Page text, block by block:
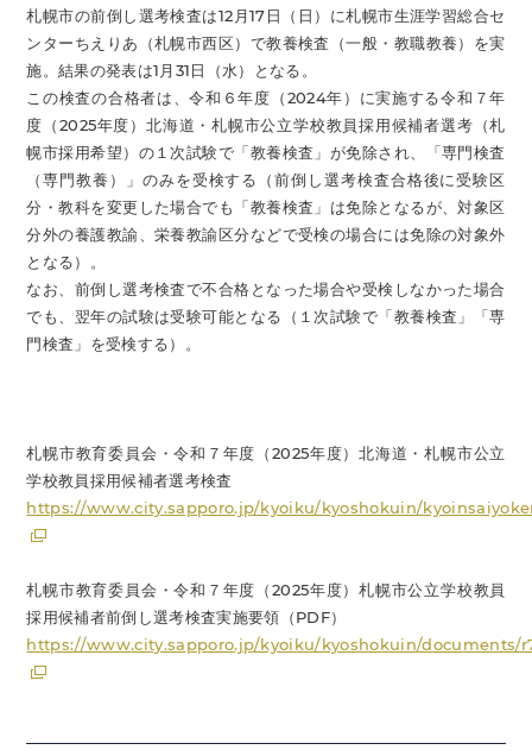
札幌市の前倒し選考検査は12月17日（日）に札幌市生涯学習総合セ
ンターちえりあ（札幌市西区）で教養検査（一般・教職教養）を実
施。結果の発表は1月31日（水）となる。
この検査の合格者は、令和６年度（2024年）に実施する令和７年
度（2025年度）北海道・札幌市公立学校教員採用候補者選考（札
幌市採用希望）の１次試験で「教養検査」が免除され、「専門検査
（専門教養）」のみを受検する（前倒し選考検査合格後に受験区
分・教科を変更した場合でも「教養検査」は免除となるが、対象区
分外の養護教諭、栄養教諭区分などで受検の場合には免除の対象外
となる）。
なお、前倒し選考検査で不合格となった場合や受検しなかった場合
でも、翌年の試験は受験可能となる（１次試験で「教養検査」「専
門検査」を受検する）。
札幌市教育委員会・令和７年度（2025年度）北海道・札幌市公立
学校教員採用候補者選考検査
https://www.city.sapporo.jp/kyoiku/kyoshokuin/
札幌市教育委員会・令和７年度（2025年度）札幌市公立学校教員
採用候補者前倒し選考検査実施要領（PDF）
https://www.city.sapporo.jp/kyoiku/kyoshokuin/documents/